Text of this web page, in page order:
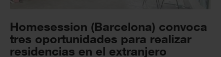
Homesession (Barcelona) convoca
tres oportunidades para realizar
residencias en el extranjero